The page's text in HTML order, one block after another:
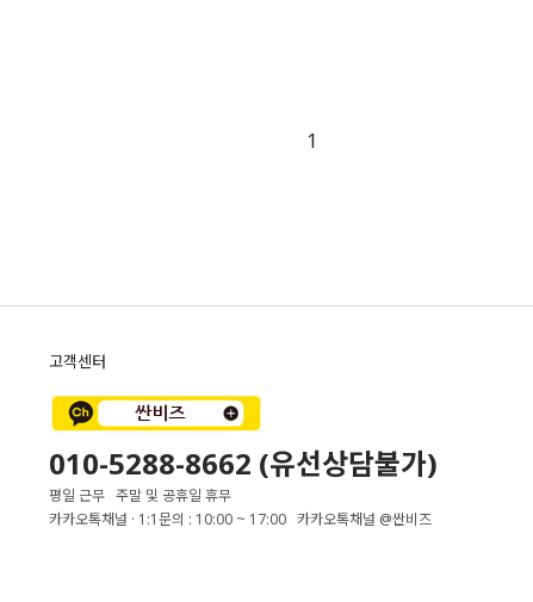
1
고객센터
010-5288-8662 (유선상담불가)
평일 근무 주말 및 공휴일 휴무
카카오톡채널 · 1:1문의 : 10:00 ~ 17:00 카카오톡채널 @싼비즈